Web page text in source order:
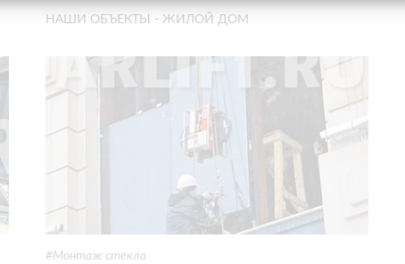
НАШИ ОБЪЕКТЫ - ЖИЛОЙ ДОМ
Монтаж стекла